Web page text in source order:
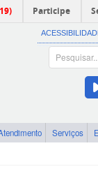
Participe
Serviços